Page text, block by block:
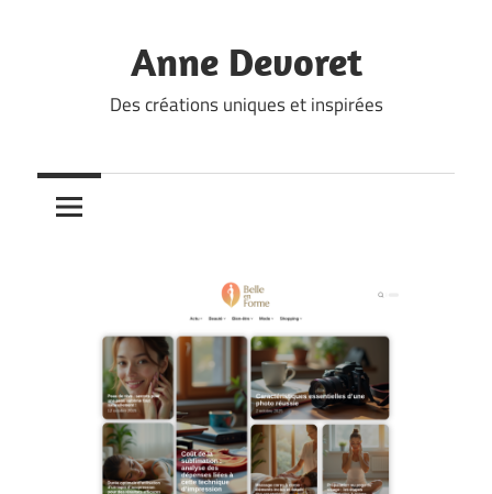
Anne Devoret
Des créations uniques et inspirées